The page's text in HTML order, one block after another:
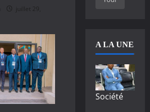
juillet 29,
A LA UNE
Société